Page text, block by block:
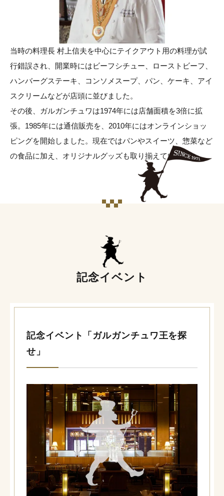
当時の料理長 村上信夫を中心にテイクアウト用の料理が試
行錯誤され、開業時にはビーフシチュー、ローストビーフ、
ハンバーグステーキ、コンソメスープ、パン、ケーキ、アイ
スクリームなどが店頭に並びました。
その後、ガルガンチュワは1974年には店舗面積を3倍に拡
張。1985年には通信販売を、2010年にはオンラインショッ
ピングを開始しました。現在ではパンやスイーツ、惣菜など
の食品に加え、オリジナルグッズも取り揃えています。
記念イベント
記念イベント「ガルガンチュワ王を探
せ」